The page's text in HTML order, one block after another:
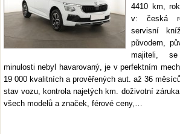
4410 km,
v: česká
servisní
původem,
majiteli,
minulosti nebyl havarovaný, je v perfektním
19 000 kvalitních a prověřených aut. až 36
stav vozu, kontrola najetých km. doživotní
všech modelů a značek, férové ceny,…